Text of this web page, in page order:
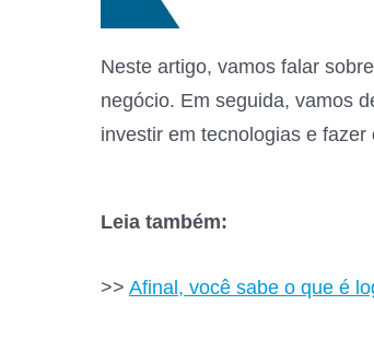
Neste artigo, vamos falar
negócio. Em seguida, vamos
investir em tecnologias e
Leia também:
>> Afinal, você sabe o que é